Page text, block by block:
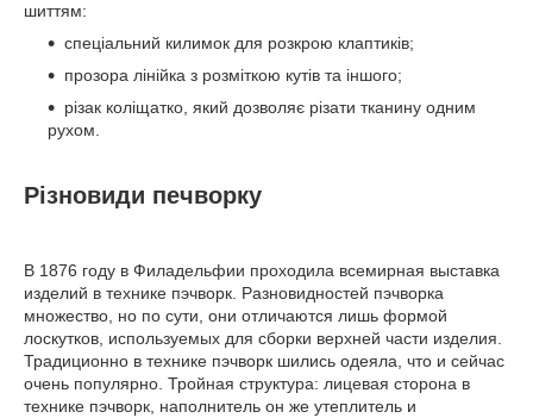
шиттям:
спеціальний килимок для розкрою клаптиків;
прозора лінійка з розміткою кутів та іншого;
різак коліщатко, який дозволяє різати тканину одним
рухом.
Різновиди печворку
В 1876 году в Филадельфии проходила всемирная выставка
изделий в технике пэчворк. Разновидностей пэчворка
множество, но по сути, они отличаются лишь формой
лоскутков, используемых для сборки верхней части изделия.
Традиционно в технике пэчворк шились одеяла, что и сейчас
очень популярно. Тройная структура: лицевая сторона в
технике пэчворк, наполнитель он же утеплитель и